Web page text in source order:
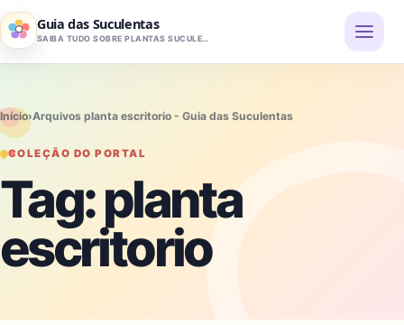
Pular para o conteúdo
Guia das Suculentas
SAIBA TUDO SOBRE PLANTAS SUCULENTAS
Início›Arquivos planta escritorio - Guia das Suculentas
COLEÇÃO DO PORTAL
Tag:planta
escritorio